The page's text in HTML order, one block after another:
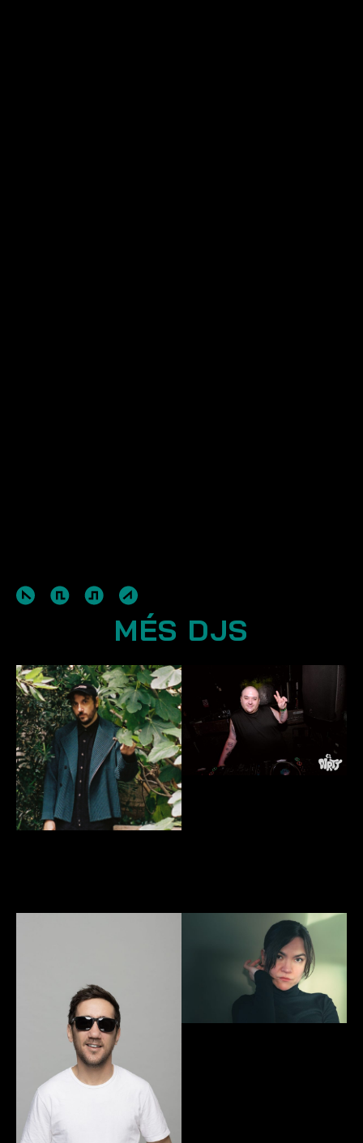
MÉS DJS